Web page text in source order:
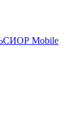
Mobile